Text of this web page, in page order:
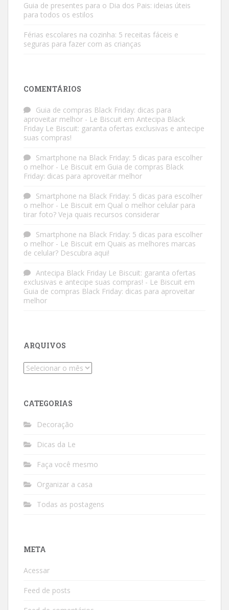
Guia de presentes para o Dia dos Pais: ideias úteis
para todos os estilos
Férias escolares na cozinha: 5 receitas fáceis e
seguras para fazer com as crianças
COMENTÁRIOS
Guia de compras Black Friday: dicas para
aproveitar melhor - Le Biscuit em Antecipa Black
Friday Le Biscuit: garanta ofertas exclusivas e antecipe
suas compras!
Smartphone na Black Friday: 5 dicas para escolher
o melhor - Le Biscuit em Guia de compras Black
Friday: dicas para aproveitar melhor
Smartphone na Black Friday: 5 dicas para escolher
o melhor - Le Biscuit em Qual o melhor celular para
tirar foto? Veja quais recursos considerar
Smartphone na Black Friday: 5 dicas para escolher
o melhor - Le Biscuit em Quais as melhores marcas
de celular? Descubra aqui!
Antecipa Black Friday Le Biscuit: garanta ofertas
exclusivas e antecipe suas compras! - Le Biscuit em
Guia de compras Black Friday: dicas para aproveitar
melhor
ARQUIVOS
Arquivos
CATEGORIAS
Decoração
Dicas da Le
Faça você mesmo
Organizar a casa
Todas as postagens
META
Acessar
Feed de posts